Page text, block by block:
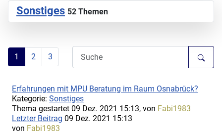
Sonstiges 52 Themen
1 2 3
Erfahrungen mit MPU Beratung im Raum Osnabrück?
Kategorie: Sonstiges
Thema gestartet 09 Dez. 2021 15:13, von Fabi1983
Letzter Beitrag 09 Dez. 2021 15:13
von Fabi1983